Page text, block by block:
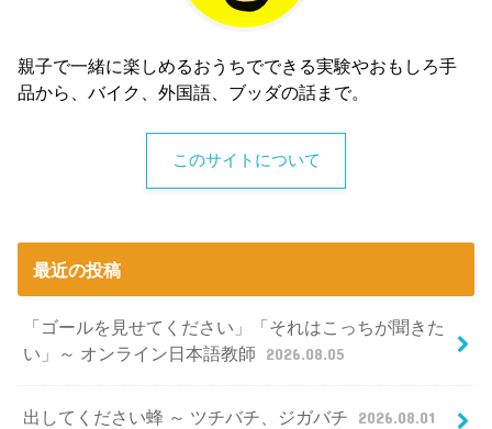
親子で一緒に楽しめるおうちでできる実験やおもしろ手
品から、バイク、外国語、ブッダの話まで。
このサイトについて
最近の投稿
「ゴールを見せてください」「それはこっちが聞きた
い」～ オンライン日本語教師
2026.08.05
出してください蜂 ～ ツチバチ、ジガバチ 2026.08.01